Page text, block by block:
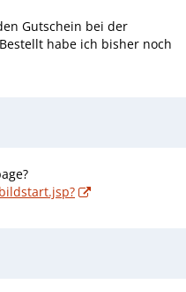
Gutschein bei der
habe ich bisher noch